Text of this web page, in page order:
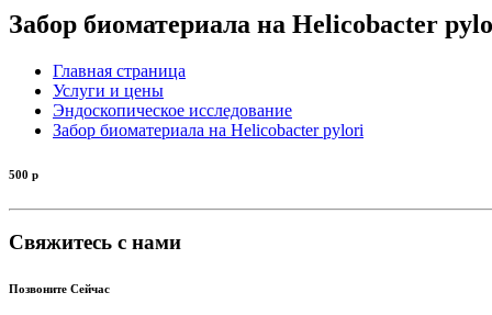
Забор биоматериала на Helicobacter
Главная страница
Услуги и цены
Эндоскопическое исследование
Забор биоматериала на Helicobacter pylori
500 р
Свяжитесь с нами
Позвоните Сейчас